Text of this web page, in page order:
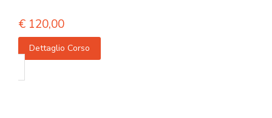
€ 120,00
Dettaglio Corso